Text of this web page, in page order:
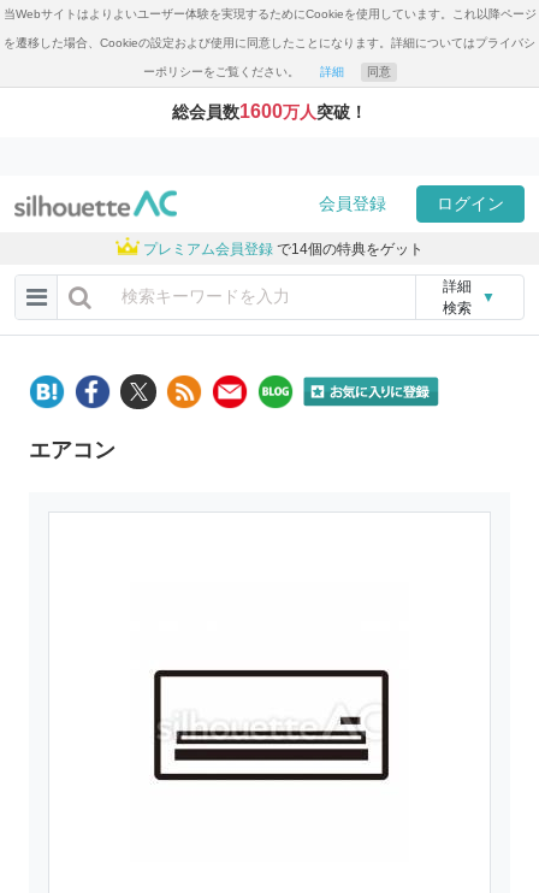
当Webサイトはよりよいユーザー体験を実現するためにCookieを使用しています。これ以降ページ
を遷移した場合、Cookieの設定および使用に同意したことになります。詳細についてはプライバシ
ーポリシーをご覧ください。 詳細 同意
総会員数1600万人突破！
会員登録 ログイン
プレミアム会員登録 で14個の特典をゲット
詳細
検索
▼
エアコン